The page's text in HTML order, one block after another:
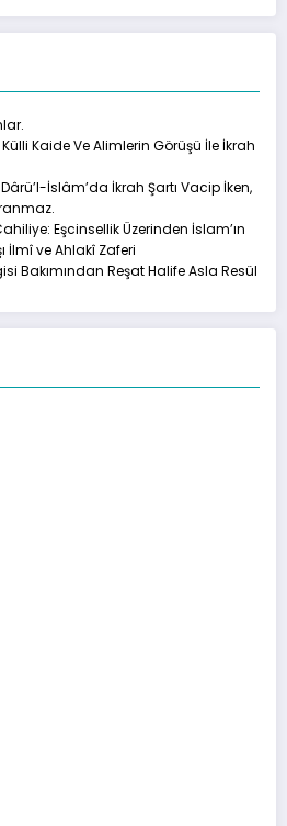
Külli Kaide Ve Alimlerin Görüşü İle İkrah
İslâm’da İkrah Şartı Vacip İken,
Eşcinsellik Üzerinden İslam’ın
İlmî ve Ahlakî Zaferi
Bakımından Reşat Halife Asla Resül